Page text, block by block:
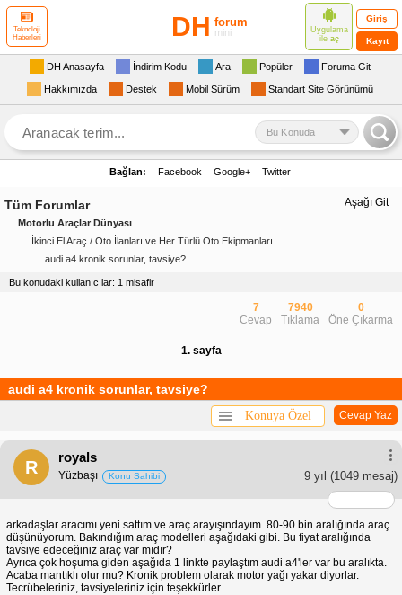
Teknoloji
Haberleri
DH forum
mini
Uygulama
ile aç
Giriş
Kayıt
DH Anasayfa İndirim Kodu Ara Popüler Foruma Git
Hakkımızda Destek Mobil Sürüm Standart Site Görünümü
Bu Konuda
Bağlan: Facebook Google+ Twitter
Aşağı Git
Tüm Forumlar
Motorlu Araçlar Dünyası
İkinci El Araç / Oto İlanları ve Her Türlü Oto Ekipmanları
audi a4 kronik sorunlar, tavsiye?
Bu konudaki kullanıcılar: 1 misafir
7
Cevap
7940
Tıklama
0
Öne Çıkarma
1. sayfa
audi a4 kronik sorunlar, tavsiye?
Cevap Yaz
Konuya Özel
R
royals
9 yıl (1049 mesaj)
Yüzbaşı Konu Sahibi
arkadaşlar aracımı yeni sattım ve araç arayışındayım. 80-90 bin aralığında araç
düşünüyorum. Bakındığım araç modelleri aşağıdaki gibi. Bu fiyat aralığında
tavsiye edeceğiniz araç var mıdır?
Ayrıca çok hoşuma giden aşağıda 1 linkte paylaştım audi a4'ler var bu aralıkta.
Acaba mantıklı olur mu? Kronik problem olarak motor yağı yakar diyorlar.
Tecrübeleriniz, tavsiyeleriniz için teşekkürler.